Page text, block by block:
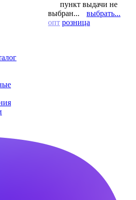
пункт выдачи не
выбран...
выбрать...
опт розница